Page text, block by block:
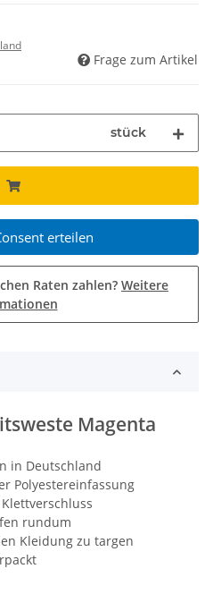
Frage zum Artikel
stück
erteilen
Raten zahlen? Weitere
Magenta
in Deutschland
Polyestereinfassung
rundum
Kleidung zu targen